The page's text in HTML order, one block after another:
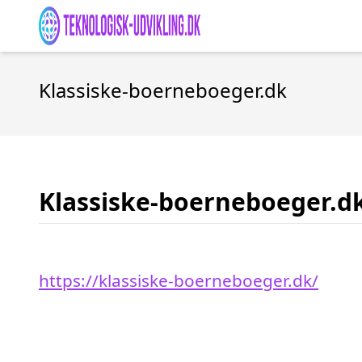
Klassiske-boerneboeger.dk
Klassiske-
https://klassiske-boerneboeger.dk/